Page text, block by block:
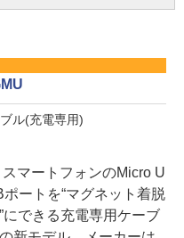
ル(充電専用)
マートフォンのMicro U
ポートを“マグネット着脱
にできる充電専用ケーブ